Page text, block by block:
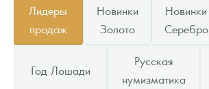
Лидеры
продаж
Новинки
Золото
Новинки
Серебро
Год Лошади
Русская
нумизматика